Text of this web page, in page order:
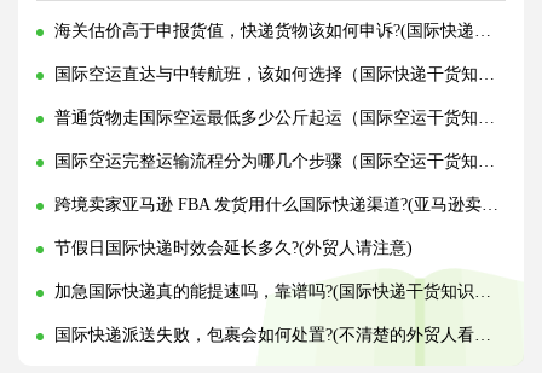
海关估价高于申报货值，快递货物该如何申诉?(国际快递干货知识分享)
国际空运直达与中转航班，该如何选择（国际快递干货知识分享）
普通货物走国际空运最低多少公斤起运（国际空运干货知识分享）
国际空运完整运输流程分为哪几个步骤（国际空运干货知识分享）
跨境卖家亚马逊 FBA 发货用什么国际快递渠道?(亚马逊卖家必看篇)
节假日国际快递时效会延长多久?(外贸人请注意)
加急国际快递真的能提速吗，靠谱吗?(国际快递干货知识分享)
国际快递派送失败，包裹会如何处置?(不清楚的外贸人看过来)